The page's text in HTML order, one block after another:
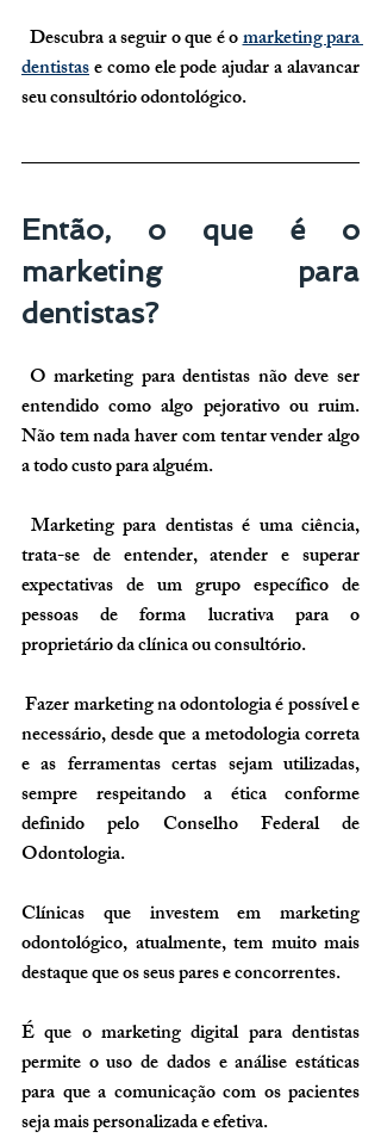
  Descubra a seguir o que é o
marketing para
dentistas e como ele pode ajudar a alavancar
seu consultório odontológico.
Então, o que é o
marketing para
dentistas?
entendido como algo pejorativo ou ruim.
Não tem nada haver com tentar vender algo
a todo custo para alguém.
trata-se de entender, atender e superar
expectativas de um grupo específico de
pessoas de forma lucrativa para o
proprietário da clínica ou consultório.
Fazer marketing na odontologia é possível e
necessário, desde que a metodologia correta
e as ferramentas certas sejam utilizadas,
sempre respeitando a ética conforme
definido pelo Conselho Federal de
Odontologia.
Clínicas que investem em marketing
odontológico, atualmente, tem muito mais
destaque que os seus pares e concorrentes.
É que o marketing digital para dentistas
permite o uso de dados e análise estáticas
para que a comunicação com os pacientes
seja mais personalizada e efetiva.